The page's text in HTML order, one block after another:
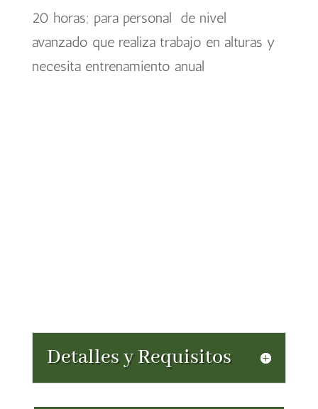
20 horas; para personal de nivel
avanzado que realiza trabajo en alturas y
necesita entrenamiento anual
Detalles y Requisitos